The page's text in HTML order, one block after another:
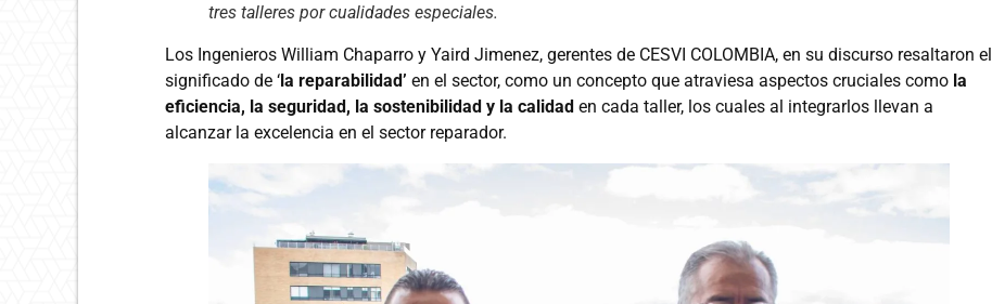
tres talleres por cualidades especiales.
Los Ingenieros William Chaparro y Yaird Jimenez, gerentes de CESVI COLOMBIA, en su discurso resaltaron el
significado de ‘la reparabilidad’ en el sector, como un concepto que atraviesa aspectos cruciales como la
eficiencia, la seguridad, la sostenibilidad y la calidad en cada taller, los cuales al integrarlos llevan a
alcanzar la excelencia en el sector reparador.